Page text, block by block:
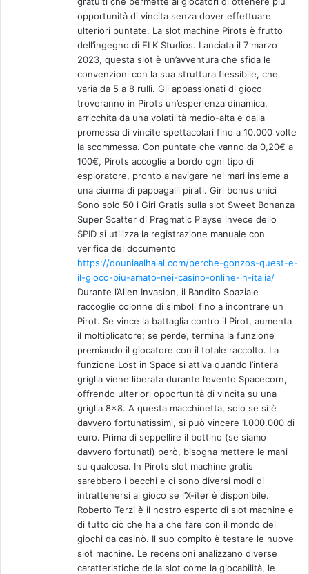
:
opportunità di vincita senza dover effettuare
ulteriori puntate. La slot machine Pirots è frutto
dell’ingegno di ELK Studios. Lanciata il 7 marzo
2023, questa slot è un’avventura che sfida le
convenzioni con la sua struttura flessibile, che
varia da 5 a 8 rulli. Gli appassionati di gioco
troveranno in Pirots un’esperienza dinamica,
arricchita da una volatilità medio-alta e dalla
promessa di vincite spettacolari fino a 10.000 volte
la scommessa. Con puntate che vanno da 0,20€ a
100€, Pirots accoglie a bordo ogni tipo di
esploratore, pronto a navigare nei mari insieme a
una ciurma di pappagalli pirati. Giri bonus unici
Sono solo 50 i Giri Gratis sulla slot Sweet Bonanza
Super Scatter di Pragmatic Playse invece dello
SPID si utilizza la registrazione manuale con
verifica del documento
https://douniaalhalal.com/perche-gonzos-quest-e-
il-gioco-piu-amato-nei-casino-online-in-italia/
Durante l’Alien Invasion, il Bandito Spaziale
raccoglie colonne di simboli fino a incontrare un
Pirot. Se vince la battaglia contro il Pirot, aumenta
il moltiplicatore; se perde, termina la funzione
premiando il giocatore con il totale raccolto. La
funzione Lost in Space si attiva quando l’intera
griglia viene liberata durante l’evento Spacecorn,
offrendo ulteriori opportunità di vincita su una
griglia 8×8. A questa macchinetta, solo se si è
davvero fortunatissimi, si può vincere 1.000.000 di
euro. Prima di seppellire il bottino (se siamo
davvero fortunati) però, bisogna mettere le mani
su qualcosa. In Pirots slot machine gratis
sarebbero i becchi e ci sono diversi modi di
intrattenersi al gioco se l’X-iter è disponibile.
Roberto Terzi è il nostro esperto di slot machine e
di tutto ciò che ha a che fare con il mondo dei
giochi da casinò. Il suo compito è testare le nuove
slot machine. Le recensioni analizzano diverse
caratteristiche della slot come la giocabilità, le